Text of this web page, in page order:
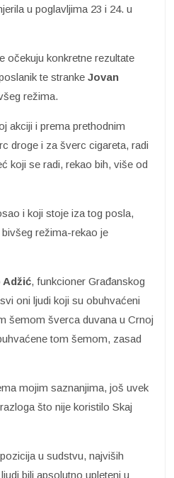
u poglavljima 23 i 24. u
očekuju konkretne rezultate
te stranke Jovan
režima.
akciji i prema prethodnim
droge i za šverc cigareta, radi
koji se radi, rekao bih, više od
i koji stoje iza tog posla,
režima-rekao je
Adžić, funkcioner Građanskog
oni ljudi koji su obuhvaćeni
šemom šverca duvana u Crnoj
tom šemom, zasad
mojim saznanjima, još uvek
što nije koristilo Skaj
u sudstvu, najviših
bili apsolutno upleteni u